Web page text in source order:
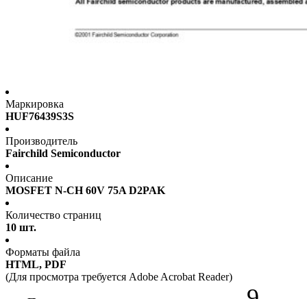
Маркировка
HUF76439S3S
Производитель
Fairchild Semiconductor
Описание
MOSFET N-CH 60V 75A D2PAK
Количество страниц
10 шт.
Форматы файла
HTML, PDF
(Для просмотра требуется Adobe Acrobat Reader)